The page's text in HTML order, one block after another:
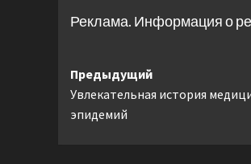
Реклама. Информация о
Навигация
записи
Предыдущий
Увлекательная история
эпидемий